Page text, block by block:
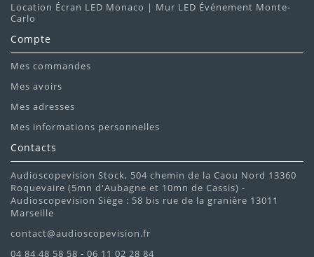
Location Écran LED Monaco | Mur LED Événement Monte-
Carlo
Compte
Mes commandes
Mes avoirs
Mes adresses
Mes informations personnelles
Contacts
Audioscopevision Stock, 504 chemin de la Caou Nord 13360
Roquevaire (5mn d'Aubagne et 10mn de Cassis) -
Audioscopevision Siège : 58 bis rue de la granière 13011
Marseille
contact@audioscopevision.fr
04 84 48 58 58 - 06 11 02 28 84